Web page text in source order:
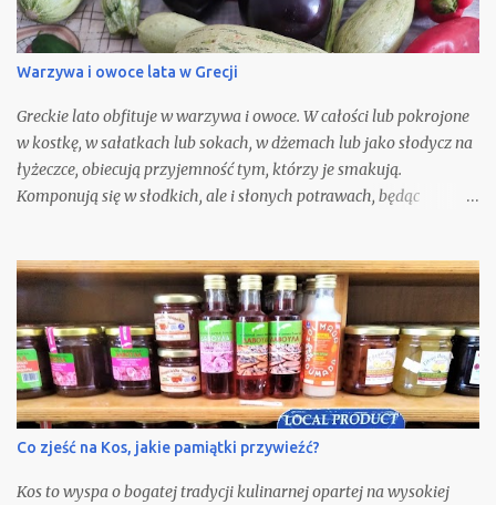
Warzywa i owoce lata w Grecji
Greckie lato obfituje w warzywa i owoce. W całości lub pokrojone
w kostkę, w sałatkach lub sokach, w dżemach lub jako słodycz na
łyżeczce, obiecują przyjemność tym, którzy je smakują.
Komponują się w słodkich, ale i słonych potrawach, będąc
Co zjeść na Kos, jakie pamiątki przywieźć?
Kos to wyspa o bogatej tradycji kulinarnej opartej na wysokiej